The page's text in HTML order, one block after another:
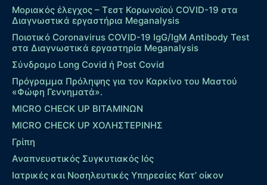
Μοριακός έλεγχος – Τεστ Κορωνοϊού COVID-19 στα
Διαγνωστικά εργαστήρια Meganalysis
Ποιοτικό Coronavirus COVID-19 IgG/IgM Antibody Test
στα Διαγνωστικά εργαστηρία Meganalysis
Σύνδρομο Long Covid ή Post Covid
Πρόγραμμα Πρόληψης για τον Καρκίνο του Μαστού
«Φώφη Γεννηματά».
MICRO CHECK UP ΒΙΤΑΜΙΝΩΝ
MICRO CHECK UP ΧΟΛΗΣΤΕΡΙΝΗΣ
Γρίπη
Αναπνευστικός Συγκυτιακός Ιός
Ιατρικές και Νοσηλευτικές Υπηρεσίες Κατ’ οίκον